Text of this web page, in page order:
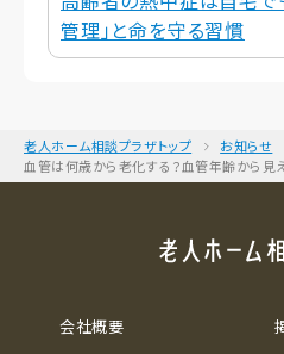
管理」と命を守る習慣
老人ホーム相談プラザトップ
お知らせ
血管は何歳から老化する？血管年齢から見
会社概要